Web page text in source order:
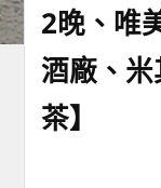
2晚、唯
酒廠、
茶】